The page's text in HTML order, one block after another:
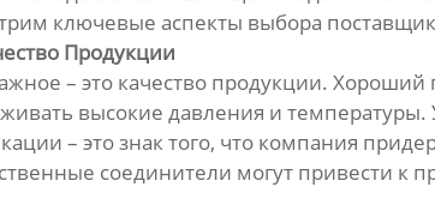
ключевые аспекты выбора
Продукции
– это качество продукции.
высокие давления и температуры.
– это знак того, что компания
соединители могут привести к